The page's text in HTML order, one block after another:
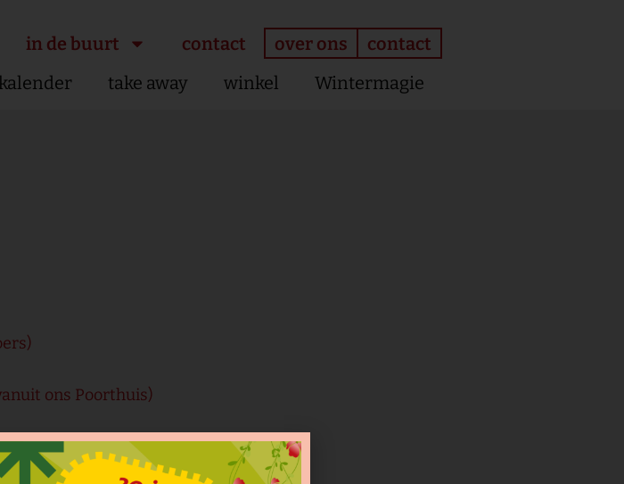
in de buurt contact over ons
contact
kalender take away winkel Wintermagie
ons Poorthuis)